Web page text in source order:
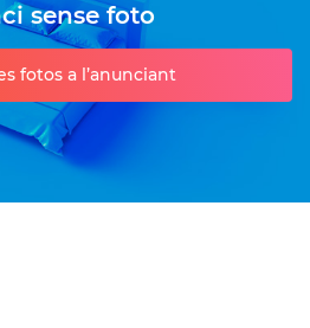
sense foto
fotos a l’anunciant